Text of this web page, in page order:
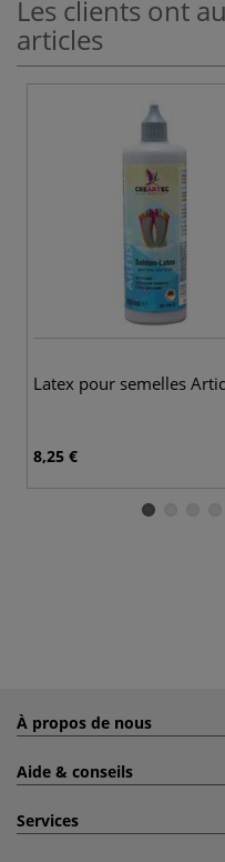
Les clients ont
articles
Latex pour semelles
8,25 €
À propos de nous
Aide & conseils
Services